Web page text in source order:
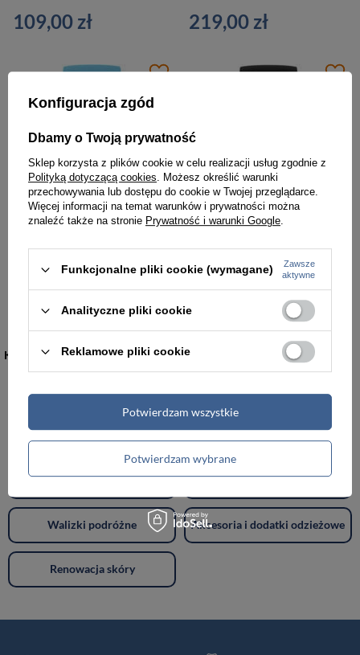
109,00 zł 219,00 zł
219,00 zł 219,00 zł
KATEGORIE
Torebki damskie Torby damskie
Plecaki Portfele
Walizki podróżne Akcesoria i dodatki odzieżowe
Renowacja skóry
Konfiguracja zgód
Dbamy o Twoją prywatność
Sklep korzysta z plików cookie w celu realizacji usług zgodnie z
Polityką dotyczącą cookies. Możesz określić warunki
przechowywania lub dostępu do cookie w Twojej przeglądarce.
Więcej informacji na temat warunków i prywatności można
znaleźć także na stronie Prywatność i warunki Google.
Funkcjonalne pliki cookie (wymagane)
Zawsze
aktywne
Analityczne pliki cookie
Reklamowe pliki cookie
Potwierdzam wybrane
Potwierdzam wszystkie